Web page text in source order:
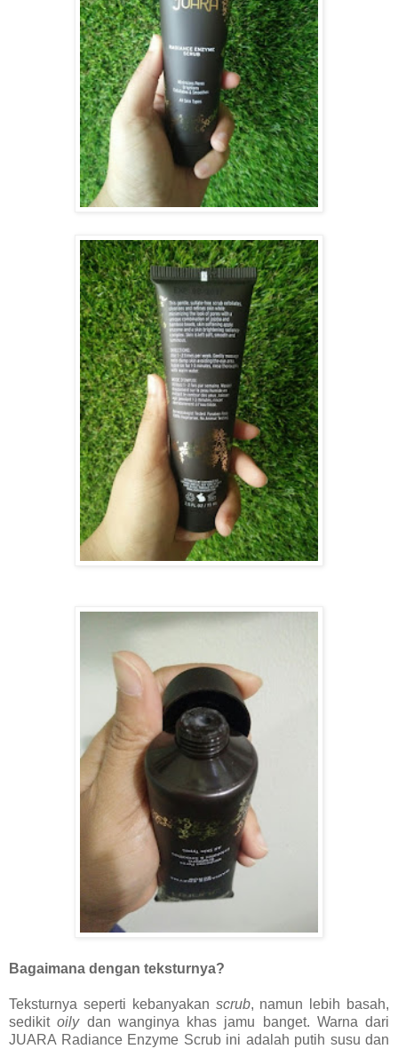
Bagaimana dengan teksturnya?
Teksturnya seperti kebanyakan scrub, namun lebih basah,
sedikit oily dan wanginya khas jamu banget. Warna dari
JUARA Radiance Enzyme Scrub ini adalah putih susu dan